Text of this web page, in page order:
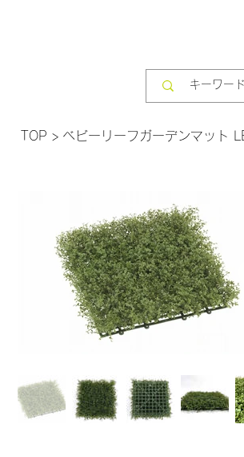
TOP > ベビーリーフガーデンマット